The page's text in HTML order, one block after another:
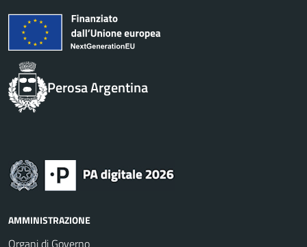
Perosa Argentina
AMMINISTRAZIONE
Organi di Governo